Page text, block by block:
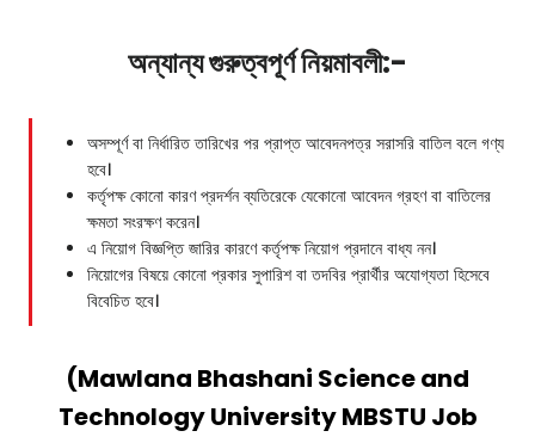
অন্যান্য গুরুত্বপূর্ণ নিয়মাবলী:-
অসম্পূর্ণ বা নির্ধারিত তারিখের পর প্রাপ্ত আবেদনপত্র সরাসরি বাতিল বলে গণ্য
হবে।
কর্তৃপক্ষ কোনো কারণ প্রদর্শন ব্যতিরেকে যেকোনো আবেদন গ্রহণ বা বাতিলের
ক্ষমতা সংরক্ষণ করেন।
এ নিয়োগ বিজ্ঞপ্তি জারির কারণে কর্তৃপক্ষ নিয়োগ প্রদানে বাধ্য নন।
নিয়োগের বিষয়ে কোনো প্রকার সুপারিশ বা তদবির প্রার্থীর অযোগ্যতা হিসেবে
বিবেচিত হবে।
(Mawlana Bhashani Science and
Technology University MBSTU Job